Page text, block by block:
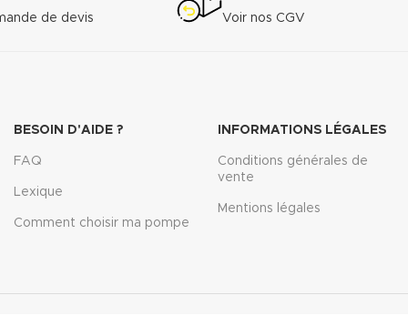
de devis Voir nos CGV
BESOIN D'AIDE ?
FAQ
Lexique
Comment choisir ma pompe
INFORMATIONS LÉGALES
Conditions générales de
vente
Mentions légales